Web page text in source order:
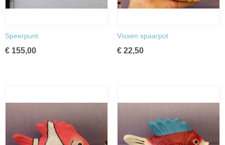
Speerpunt
€ 155,00
Vissen spaarpot
€ 22,50